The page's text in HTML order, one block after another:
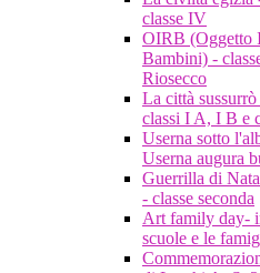
classe IV
OIRB (Oggetto
Bambini) -
Riosecco
La città
classi I A, I B e
Userna sotto
Userna augura
Guerrilla di
- classe seconda
Art family day-
scuole e le